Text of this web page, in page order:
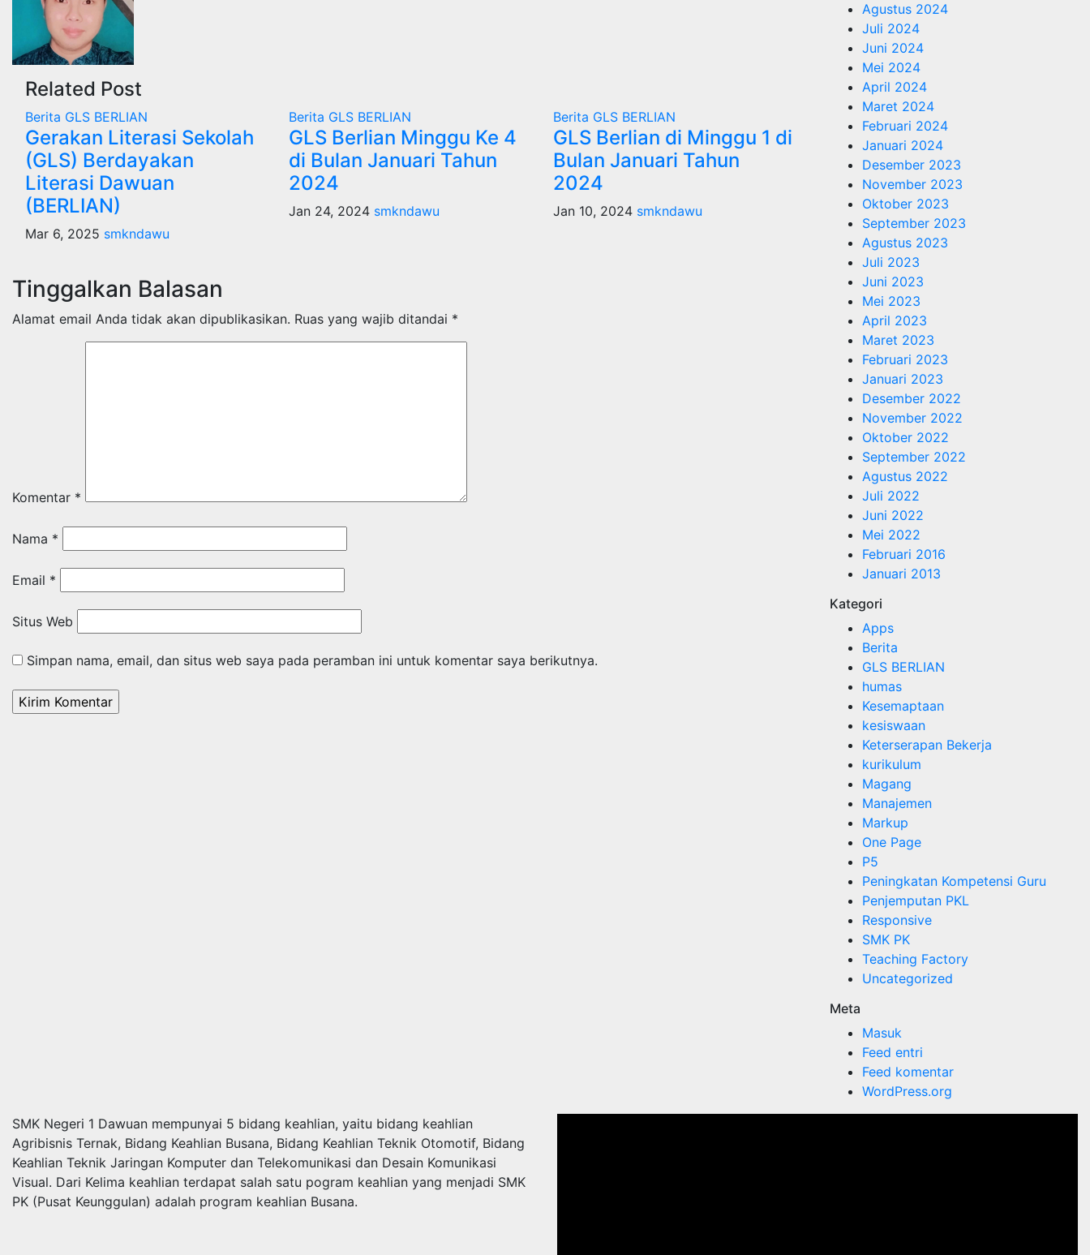
Related Post
Berita GLS BERLIAN
Gerakan Literasi Sekolah
(GLS) Berdayakan
Literasi Dawuan
(BERLIAN)
Mar 6, 2025 smkndawu
Berita GLS BERLIAN
GLS Berlian Minggu Ke 4
di Bulan Januari Tahun
2024
Jan 24, 2024 smkndawu
Berita GLS BERLIAN
GLS Berlian di Minggu 1 di
Bulan Januari Tahun
2024
Jan 10, 2024 smkndawu
Tinggalkan Balasan
Alamat email Anda tidak akan dipublikasikan. Ruas yang wajib ditandai *
Komentar *
Nama *
Email *
Situs Web
Simpan nama, email, dan situs web saya pada peramban ini untuk komentar saya berikutnya.
Agustus 2024
Juli 2024
Juni 2024
Mei 2024
April 2024
Maret 2024
Februari 2024
Januari 2024
Desember 2023
November 2023
Oktober 2023
September 2023
Agustus 2023
Juli 2023
Juni 2023
Mei 2023
April 2023
Maret 2023
Februari 2023
Januari 2023
Desember 2022
November 2022
Oktober 2022
September 2022
Agustus 2022
Juli 2022
Juni 2022
Mei 2022
Februari 2016
Januari 2013
Kategori
Apps
Berita
GLS BERLIAN
humas
Kesemaptaan
kesiswaan
Keterserapan Bekerja
kurikulum
Magang
Manajemen
Markup
One Page
P5
Peningkatan Kompetensi Guru
Penjemputan PKL
Responsive
SMK PK
Teaching Factory
Uncategorized
Meta
Masuk
Feed entri
Feed komentar
WordPress.org
SMK Negeri 1 Dawuan mempunyai 5 bidang keahlian, yaitu bidang keahlian
Agribisnis Ternak, Bidang Keahlian Busana, Bidang Keahlian Teknik Otomotif, Bidang
Keahlian Teknik Jaringan Komputer dan Telekomunikasi dan Desain Komunikasi
Visual. Dari Kelima keahlian terdapat salah satu pogram keahlian yang menjadi SMK
PK (Pusat Keunggulan) adalah program keahlian Busana.